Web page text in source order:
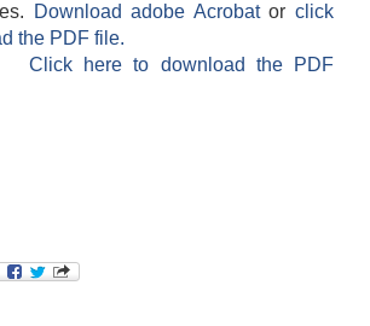
Download adobe Acrobatorclick
the PDF file.
Click here to download the PDF